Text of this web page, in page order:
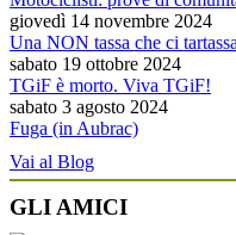
giovedì 14 novembre 2024
Una NON tassa che ci
sabato 19 ottobre 2024
TGiF è morto. Viva TGiF!
sabato 3 agosto 2024
Fuga (in Aubrac)
Vai al Blog
GLI AMICI